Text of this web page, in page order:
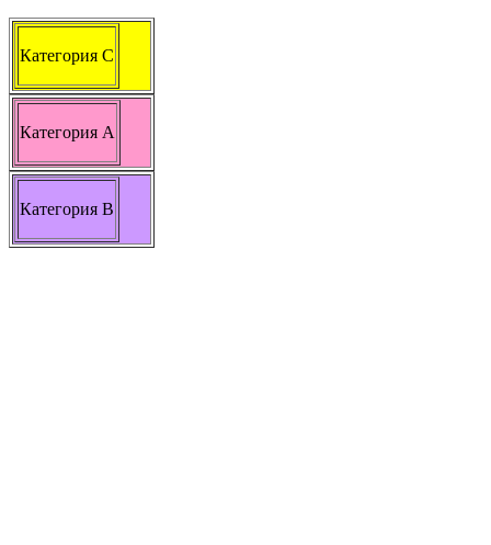
Категория С
Категория А
Категория В